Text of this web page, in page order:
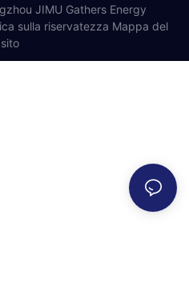
JIMU Gathers Energy
sulla riservatezza Mappa del
sito